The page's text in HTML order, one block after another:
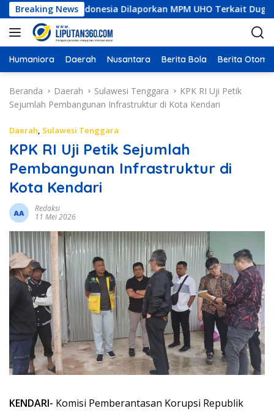
a
g
u
Breaking News
Indonesia Dilaporkan MPM UHO Terkait Dugaan
Humaniora Daerah Nusantara Berita Bola Berita
Beranda Daerah Sulawesi Tenggara
KPK RI Uji Petik
Sejumlah Pembangunan Infrastruktur di Kota Kendari
Daerah, Sulawesi Tenggara
KPK RI Uji Petik Sejumlah
Pembangunan Infrastruktur di
Kota Kendari
Redaksi
11 Mei 2026
KENDARI- Komisi Pemberantasan Korupsi Republik